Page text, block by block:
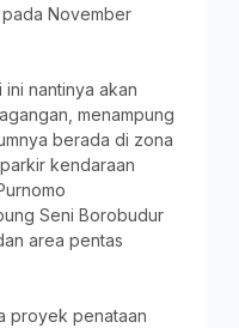
November
nantinya akan
menampung
berada di zona
kendaraan
Seni Borobudur
area pentas
proyek penataan